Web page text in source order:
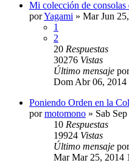
Mi colección de consolas
porYagami » Mar Jun
1
2
20 Respuestas
30276 Vistas
Último mensaje
Dom Abr 06, 2014
Poniendo Orden en la
pormotomono » Sab
10 Respuestas
19924 Vistas
Último mensaje
Mar Mar 25, 2014